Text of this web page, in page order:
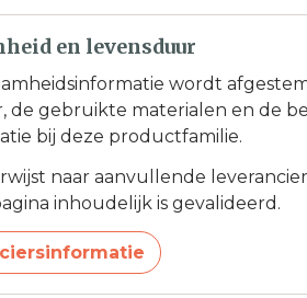
en levensduur
wordt
de gebruikte materialen en de
bij deze productfamilie.
naar aanvullende
inhoudelijk is gevalideerd.